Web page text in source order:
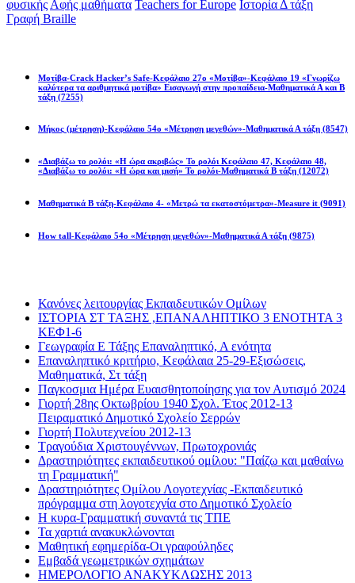
φυσικής Αφής μαθήματα Teachers for Europe Ιστορία Δ τάξη
Γραφή Braille
Μοτίβα-Crack Hacker’s Safe-Κεφάλαιο 27ο «Μοτίβα»-Κεφάλαιο 19 «Γνωρίζω
καλύτερα τα αριθμητικά μοτίβα» Εισαγωγή στην προπαίδεια-Μαθηματικά Α και Β
τάξη (7255)
Μήκος (μέτρηση)-Κεφάλαιο 54ο «Μέτρηση μεγεθών»-Μαθηματικά Α τάξη (8547)
«Διαβάζω το ρολόι: «Η ώρα ακριβώς» Το ρολόι Κεφάλαιο 47, Κεφάλαιο 48,
«Διαβάζω το ρολόι: «Η ώρα και μισή» Το ρολόι-Μαθηματικά Β τάξη (12072)
Μαθηματικά Β τάξη-Κεφάλαιο 4- «Μετρώ τα εκατοστόμετρα»-Measure it (9091)
How tall-Κεφάλαιο 54ο «Μέτρηση μεγεθών»-Μαθηματικά Α τάξη (9875)
Κανόνες λειτουργίας Εκπαιδευτικών Ομίλων
ΙΣΤΟΡΙΑ ΣΤ ΤΑΞΗΣ ,ΕΠΑΝΑΛΗΠΤΙΚΟ 3 ΕΝΟΤΗΤΑ 3
ΚΕΦ1-6
Γεωγραφία Ε Τάξης Επαναληπτικό, Α ενότητα
Επαναληπτικό κριτήριο, Κεφάλαια 25-29-Εξισώσεις,
Μαθηματικά, Στ τάξη
Παγκοσμια Ημέρα Ευαισθητοποίησης για τον Αυτισμό 2024
Γιορτή 28ης Οκτωβρίου 1940 Σχολ. Έτος 2012-13
Πειραματικό Δημοτικό Σχολείο Σερρών
Γιορτή Πολυτεχνείου 2012-13
Τραγούδια Χριστουγέννων, Πρωτοχρονιάς
Δραστηριότητες εκπαιδευτικού ομίλου: "Παίζω και μαθαίνω
τη Γραμματική"
Δραστηριότητες Ομίλου Λογοτεχνίας -Εκπαιδευτικό
πρόγραμμα στη λογοτεχνία στο Δημοτικό Σχολείο
Η κυρα-Γραμματική συναντά τις ΤΠΕ
Τα χαρτιά ανακυκλώνονται
Μαθητική εφημερίδα-Οι γραφούληδες
Εμβαδά γεωμετρικών σχημάτων
ΗΜΕΡΟΛΟΓΙΟ ΑΝΑΚΥΚΛΩΣΗΣ 2013